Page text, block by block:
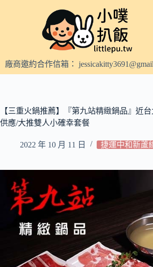
容廠商邀約合作信箱：
【三重火鍋推薦】『第九站精緻鍋品』近
供應/大推雙人小確幸套餐
2022 年 10 月 11 日 捷運中和新蘆